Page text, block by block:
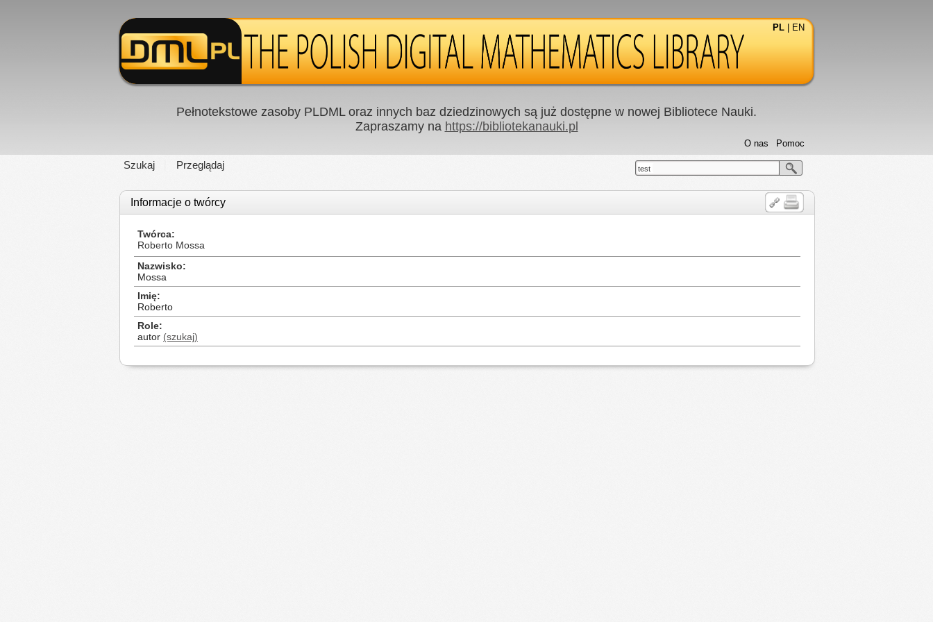
PL EN
Pełnotekstowe zasoby PLDML oraz innych baz dziedzinowych są już dostępne w nowej Bibliotece Nauki.
Zapraszamy na https://bibliotekanauki.pl
Szukaj Przeglądaj
Pomoc
O nas
test
Informacje o twórcy
Twórca
Roberto Mossa
Nazwisko
Mossa
Imię
Roberto
Role
autor (szukaj)